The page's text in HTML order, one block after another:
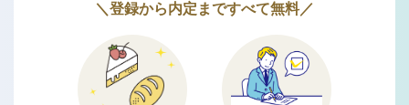
＼登録から内定まですべて無料／